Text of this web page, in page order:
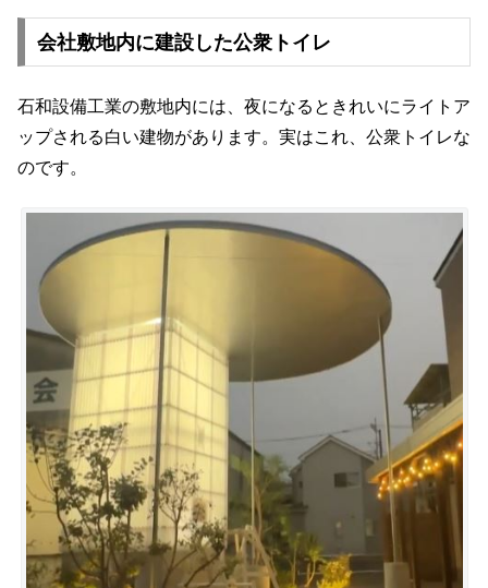
会社敷地内に建設した公衆トイレ
石和設備工業の敷地内には、夜になるときれいにライトア
ップされる白い建物があります。実はこれ、公衆トイレな
のです。